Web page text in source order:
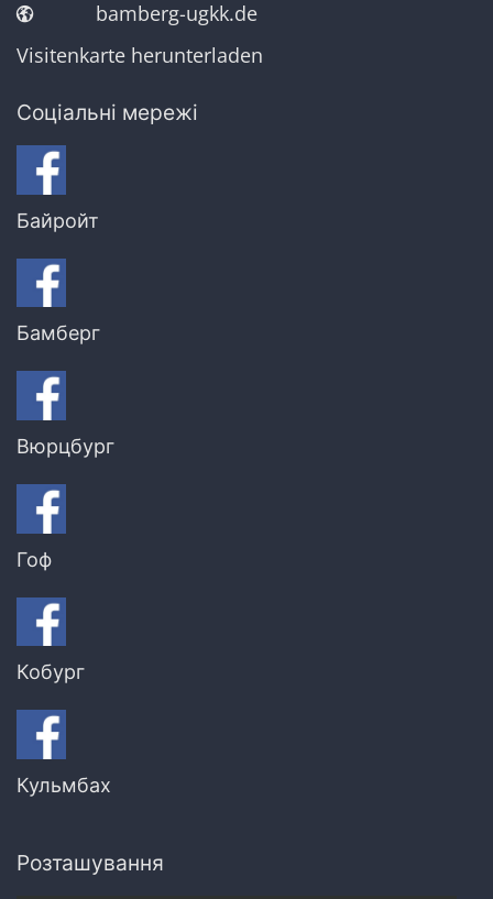
bamberg-ugkk.de
Visitenkarte herunterladen
Соціальні мережі
Байройт
Бамберг
Вюрцбург
Гоф
Кобург
Кульмбах
Розташування